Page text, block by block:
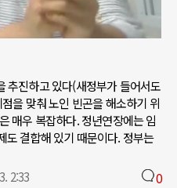
추진하고 있다(새정부가 들어서도
을 맞춰 노인 빈곤을 해소하기 위
매우 복잡하다. 정년연장에는 임
도 결합해 있기 때문이다. 정부는
2:33 0